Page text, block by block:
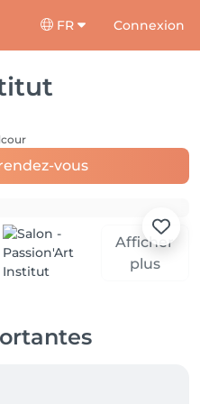
FR Connexion
vous
Afficher
plus